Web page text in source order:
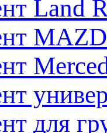
Land
для